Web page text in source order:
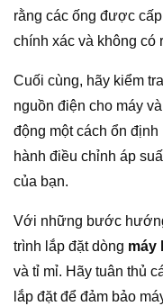
rằng các ống được
chính xác và không có
Cuối cùng, hãy kiểm
nguồn điện cho máy
động một cách ổn
hành điều chỉnh áp
của bạn.
Với những bước
trình lắp đặt dòng máy
và tỉ mỉ. Hãy tuân thủ
lắp đặt để đảm bảo